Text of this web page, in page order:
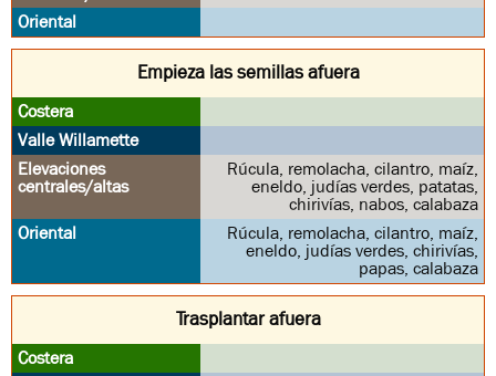
Empieza las semillas afuera
Rúcula, remolacha, cilantro, maíz,
eneldo, judías verdes, patatas,
chirivías, nabos, calabaza
Rúcula, remolacha, cilantro, maíz,
eneldo, judías verdes, chirivías,
papas, calabaza
Trasplantar afuera